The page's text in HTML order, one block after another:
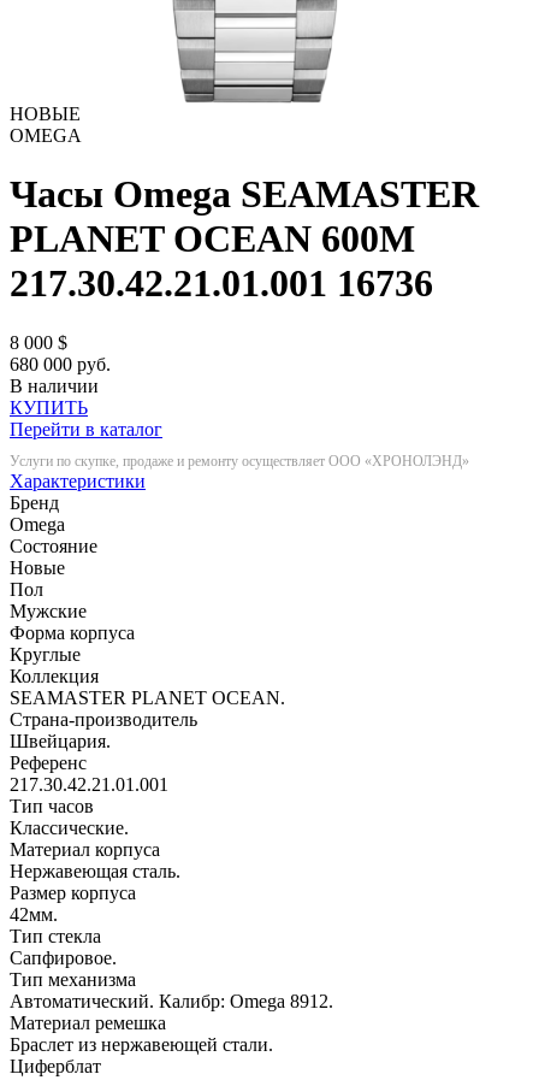
НОВЫЕ
OMEGA
Часы Omega SEAMASTER
PLANET OCEAN 600M
217.30.42.21.01.001 16736
8 000 $
680 000 руб.
В наличии
КУПИТЬ
Перейти в каталог
Услуги по скупке, продаже и ремонту осуществляет ООО «ХРОНОЛЭНД»
Характеристики
Бренд
Omega
Состояние
Новые
Пол
Мужские
Форма корпуса
Круглые
Коллекция
SEAMASTER PLANET OCEAN.
Страна-производитель
Швейцария.
Референс
217.30.42.21.01.001
Тип часов
Классические.
Материал корпуса
Нержавеющая сталь.
Размер корпуса
42мм.
Тип стекла
Сапфировое.
Тип механизма
Автоматический. Калибр: Omega 8912.
Материал ремешка
Браслет из нержавеющей стали.
Циферблат